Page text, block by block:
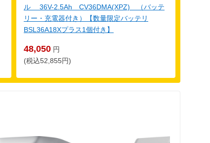
ル 36V-2.5Ah CV36DMA(XPZ) （バッテ
リー・充電器付き）【数量限定バッテリ
BSL36A18Xプラス1個付き】
48,050 円
(税込52,855円)